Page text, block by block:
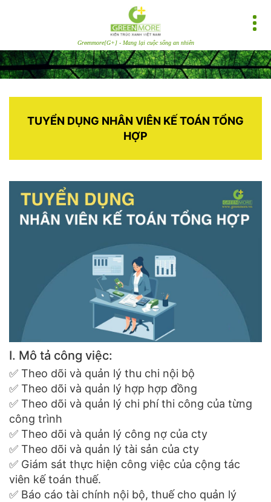
Greenmore[G+] - Mang lại cuộc sống an nhiên
TUYỂN DỤNG NHÂN VIÊN KẾ TOÁN TỔNG
HỢP
I. Mô tả công việc:
✅ Theo dõi và quản lý thu chi nội bộ
✅ Theo dõi và quản lý hợp hợp đồng
✅ Theo dõi và quản lý chi phí thi công của từng
công trình
✅ Theo dõi và quản lý công nợ của cty
✅ Theo dõi và quản lý tài sản của cty
✅ Giám sát thực hiện công việc của cộng tác
viên kế toán thuế.
✅ Báo cáo tài chính nội bộ, thuế cho quản lý